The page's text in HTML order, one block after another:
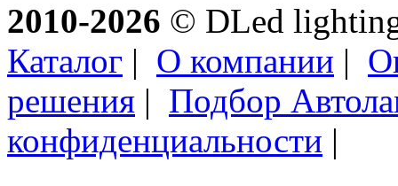
2010-2026 © DLed
Каталог | О компании |
решения | Подбор
конфиденциальности |